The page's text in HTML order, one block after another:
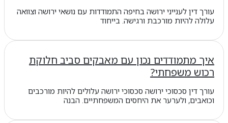
עורך דין לענייני ירושה בחיפה התמודדות עם נושאי ירושה וצוואה
עלולה להיות מורכבת ורגישה. בייחוד
איך מתמודדים נכון עם מאבקים סביב חלוקת
רכוש משפחתי?
עורך דין סכסוכי ירושה סכסוכי ירושה עלולים להיות מורכבים
וכואבים, ולערער את היחסים המשפחתיים. הבנה